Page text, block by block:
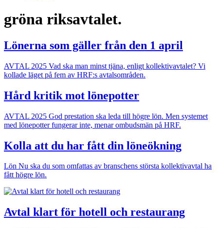
gröna riksavtalet.
Lönerna som gäller från den 1 april
AVTAL 2025 Vad ska man minst tjäna, enligt kollektivavtalet? Vi
kollade läget på fem av HRF:s avtalsområden.
Hård kritik mot lönepotter
AVTAL 2025 God prestation ska leda till högre lön. Men systemet
med lönepotter fungerar inte, menar ombudsmän på HRF.
Kolla att du har fått din löneökning
Lön Nu ska du som omfattas av branschens största kollektivavtal ha
fått högre lön.
Avtal klart för hotell och restaurang